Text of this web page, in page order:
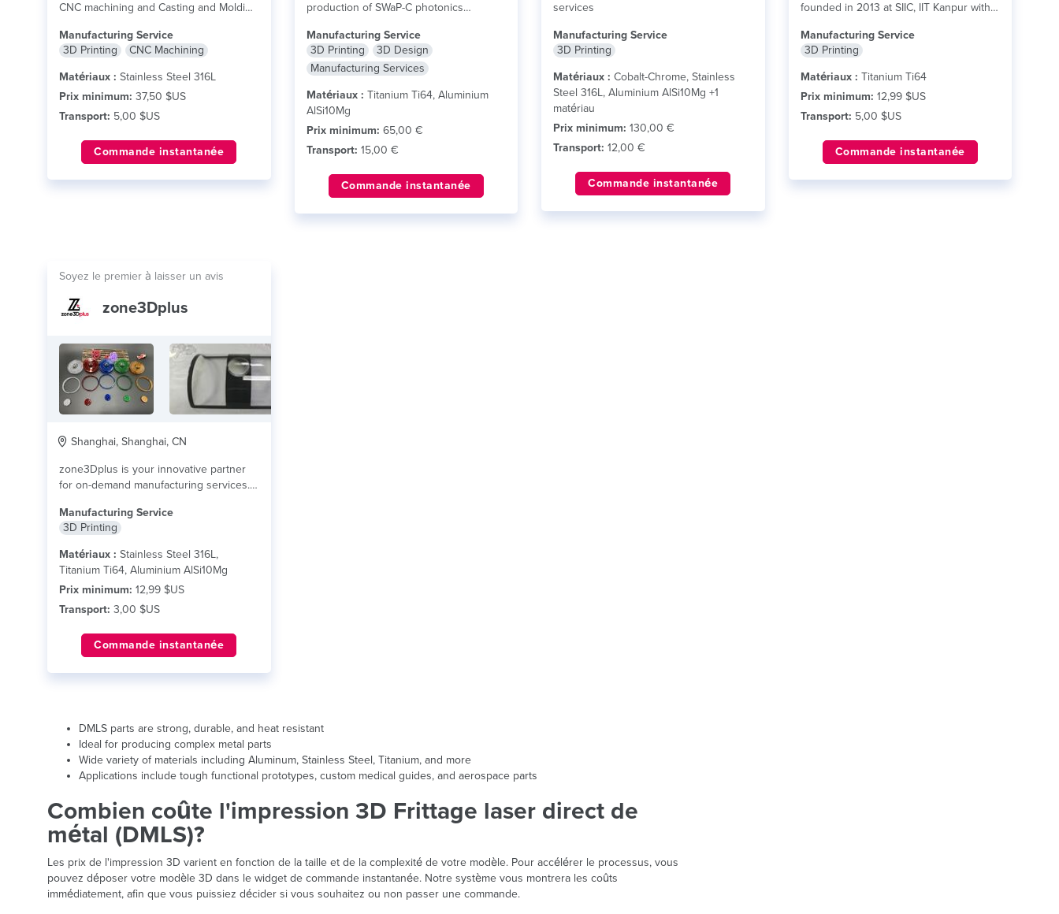
CNC machining and Casting and Molding
Manufacturing Service
3D Printing
CNC Machining
Matériaux : Stainless Steel 316L
Prix minimum: 37,50 $US
Transport: 5,00 $US
Commande instantanée
production of SWaP-C photonics
Manufacturing Service
3D Printing
3D Design
Manufacturing Services
Matériaux : Titanium Ti64, Aluminium
AlSi10Mg
Prix minimum: 65,00 €
Transport: 15,00 €
Commande instantanée
services
Manufacturing Service
3D Printing
Matériaux : Cobalt-Chrome, Stainless
Steel 316L, Aluminium AlSi10Mg +1
matériau
Prix minimum: 130,00 €
Transport: 12,00 €
Commande instantanée
founded in 2013 at SIIC, IIT Kanpur with
Manufacturing Service
3D Printing
Matériaux : Titanium Ti64
Prix minimum: 12,99 $US
Transport: 5,00 $US
Commande instantanée
Soyez le premier à laisser un avis
zone3Dplus
Shanghai, Shanghai, CN
zone3Dplus is your innovative partner
for on-demand manufacturing services.
Manufacturing Service
3D Printing
Matériaux : Stainless Steel 316L,
Titanium Ti64, Aluminium AlSi10Mg
Prix minimum: 12,99 $US
Transport: 3,00 $US
Commande instantanée
DMLS parts are strong, durable, and heat resistant
Ideal for producing complex metal parts
Wide variety of materials including Aluminum, Stainless Steel, Titanium, and more
Applications include tough functional prototypes, custom medical guides, and aerospace parts
Combien coûte l'impression 3D Frittage laser direct de
métal (DMLS)?
Les prix de l'impression 3D varient en fonction de la taille et de la complexité de votre modèle. Pour accélérer le processus, vous
pouvez déposer votre modèle 3D dans le widget de commande instantanée. Notre système vous montrera les coûts
immédiatement, afin que vous puissiez décider si vous souhaitez ou non passer une commande.